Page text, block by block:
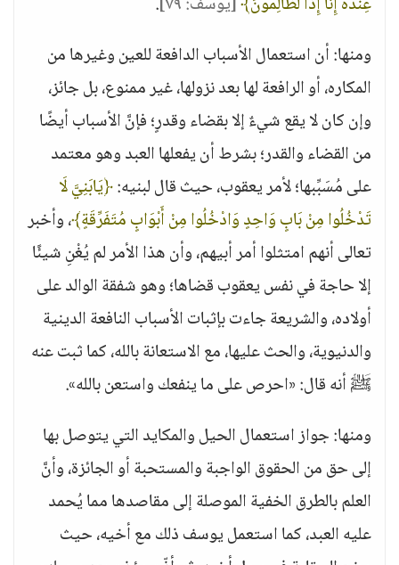
ومنها: أن استعمال الأسباب الدافعة للعين وغيرها من
المكاره، أو الرافعة لها بعد نزولها، غير ممنوع، بل جائز،
وإن كان لا يقع شيءٌ إلا بقضاء وقدرٍ؛ فإنَّ الأسباب أيضًا
من القضاء والقدر؛ بشرط أن يفعلها العبد وهو معتمد
على مُسَبِّبها؛ لأمر يعقوب، حيث قال لبنيه:﴿يَابَنِيَّ لَا
تَدْخُلُوا مِنْ بَابٍ وَاحِدٍ وَادْخُلُوا مِنْ أَبْوَابٍ مُتَفَرِّقَةٍ﴾، وأخبر
تعالى أنهم امتثلوا أمر أبيهم، وأن هذا الأمر لم يُغْنِ شيئًا
إلا حاجة في نفس يعقوب قضاها؛ وهو شفقة الوالد على
أولاده، والشريعة جاءت بإثبات الأسباب النافعة الدينية
والدنيوية، والحث عليها، مع الاستعانة بالله، كما ثبت عنه
ﷺ أنه قال: «احرص على ما ينفعك واستعن بالله».
ومنها: جواز استعمال الحيل والمكايد التي يتوصل بها
إلى حق من الحقوق الواجبة والمستحبة أو الجائزة، وأنَّ
العلم بالطرق الخفية الموصلة إلى مقاصدها مما يُحمد
عليه العبد، كما استعمل يوسف ذلك مع أخيه، حيث